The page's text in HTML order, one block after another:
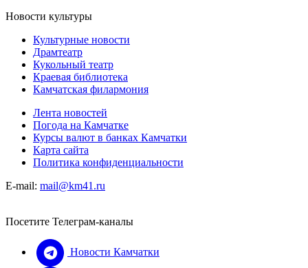
Новости культуры
Культурные новости
Драмтеатр
Кукольный театр
Краевая библиотека
Камчатская филармония
Лента новостей
Погода на Камчатке
Курсы валют в банках Камчатки
Карта сайта
Политика конфиденциальности
E-mail: mail@km41.ru
Посетите Телеграм-каналы
Новости Камчатки